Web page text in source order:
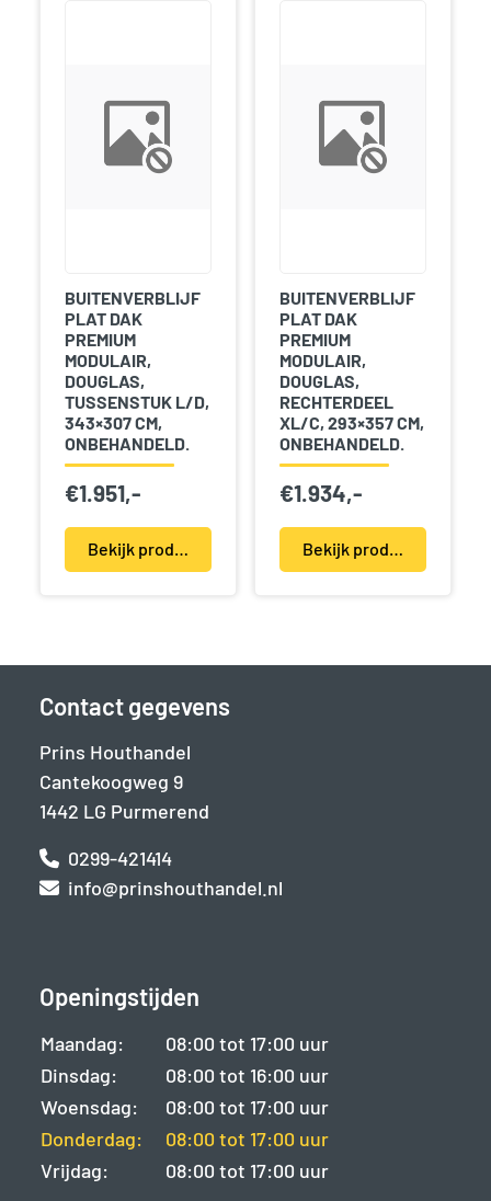
BUITENVERBLIJF
PLAT DAK
PREMIUM
MODULAIR,
DOUGLAS,
TUSSENSTUK L/D,
343×307 CM,
ONBEHANDELD.
€1.951,-
Bekijk product(en)
BUITENVERBLIJF
PLAT DAK
PREMIUM
MODULAIR,
DOUGLAS,
RECHTERDEEL
XL/C, 293×357 CM,
ONBEHANDELD.
€1.934,-
Bekijk product(en)
Contact gegevens
Prins Houthandel
Cantekoogweg 9
1442 LG Purmerend
0299-421414
info@prinshouthandel.nl
Openingstijden
Maandag:
08:00 tot 17:00 uur
Dinsdag:
08:00 tot 16:00 uur
Woensdag:
08:00 tot 17:00 uur
Donderdag:
08:00 tot 17:00 uur
Vrijdag:
08:00 tot 17:00 uur